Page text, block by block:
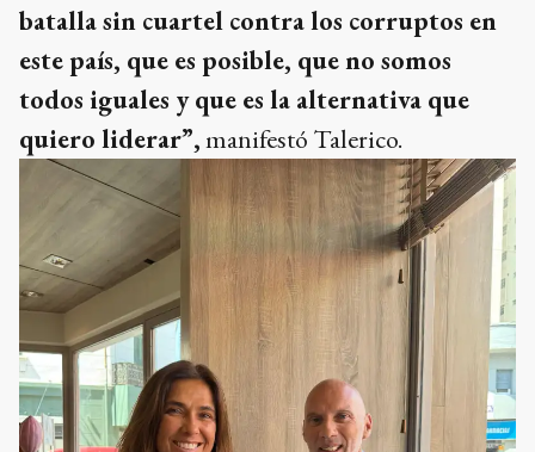
batalla sin cuartel contra los corruptos en
este país, que es posible, que no somos
todos iguales y que es la alternativa que
quiero liderar”,manifestó Talerico.